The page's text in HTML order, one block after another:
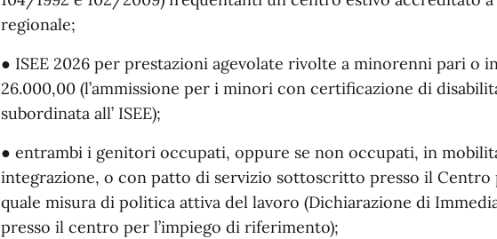
regionale;
● ISEE 2026 per prestazioni agevolate rivolte a minorenni pari o
26.000,00 (l’ammissione per i minori con certificazione di
subordinata all’ ISEE);
● entrambi i genitori occupati, oppure se non occupati, in
integrazione, o con patto di servizio sottoscritto presso il Centro
quale misura di politica attiva del lavoro (Dichiarazione di
presso il centro per l’impiego di riferimento);